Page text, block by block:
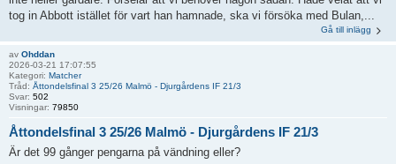
tog in Abbott istället för vart han hamnade, ska vi försöka med Bulan,...
Gå till inlägg
av Ohddan
2026-03-21 17:07:55
Kategori: Matcher
Tråd: Åttondelsfinal 3 25/26 Malmö - Djurgårdens IF 21/3
Svar: 502
Visningar: 79850
Åttondelsfinal 3 25/26 Malmö - Djurgårdens IF 21/3
Är det 99 gånger pengarna på vändning eller?